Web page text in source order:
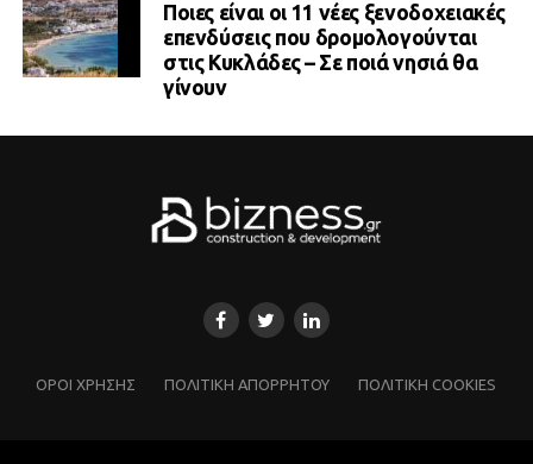
Ποιες είναι οι 11 νέες ξενοδοχειακές
επενδύσεις που δρομολογούνται
στις Κυκλάδες – Σε ποιά νησιά θα
γίνουν
ΌΡΟΙ ΧΡΗΣΗΣ ΠΟΛΙΤΙΚΗ ΑΠΟΡΡΗΤΟΥ ΠΟΛΙΤΙΚΗ COOKIES